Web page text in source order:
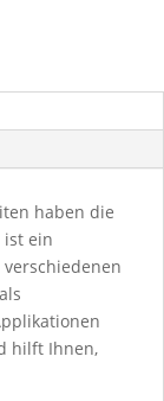
haben die
ist ein
hilft Ihnen,